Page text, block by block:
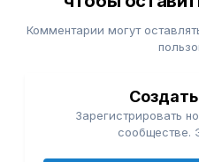
Комментарии могут
Зарегистрировать
сообществе.